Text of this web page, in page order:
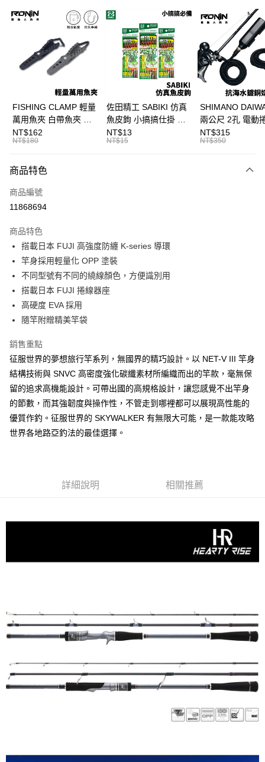
信用卡分期付款
NT$1,800 21家銀行
合作金庫商業銀行
第一商業銀行
華南商業銀行
彰化商業銀行
上海商業儲蓄銀行
台北富邦商業銀行
國泰世華商業銀行
兆豐國際商業銀行
台中商業銀行
匯豐（台灣）商業銀行
華泰商業銀行
聯邦商業銀行
遠東國際商業銀行
元大商業銀行
台灣樂天信用卡公司
Apple Pay
大哥付你分期
相關說明
2.付款方式選擇「大哥付你分期」，訂單成立後會自動跳轉到大哥付的交易
成交易。
4.訂單成立30分鐘內，如未前往確認交易或遇審核未通過，訂單將自動取
法說明評估內容。
【繳款方式說明】
1.分期款項不併入電信帳單，「大哥付你分期」於每月結算日後寄送繳費提
醒簡訊。
2.透過簡訊連結打開帳單後，可選擇「超商條碼／台灣大直營門市／銀行轉
帳／街口支付／iPASS MONEY」等通路繳費。
【注意事項】
1.本服務係由「台灣大哥大股份有限公司」（以下簡稱本公司）所提供，讓
買賣價金債權讓與本公司後，依約使用本公司帳單繳交帳款。
2.基於同意付款使用「大哥付你分期」之契約關係目的，商店將以您的個人
資料（包含姓名、電話或地址）提供予台灣大哥大進項蒐集、處理及利用，
由本公司與您本人進行分期帳單所需資料之確認、核對及更正。
3.完整用戶服務條款，請詳閱以下連結：
https://oppay.tw/userRule
相關說明
AFTEE先享後付是「在收到商品之後才付款」的支付方式。 讓您購物簡單
便利好安心！
２．便利：只要手機號碼，簡訊認證，即可結帳。
【「AFTEE先享後付」結帳流程】
１．於結帳方式選擇「AFTEE先享後付」後，將跳轉至「AFTEE先享後付」
結帳頁面，進行簡訊認證並確認金額後，即可完成結帳。
２．訂單成立數日內，您將收到繳費通知簡訊。
３．收到繳費通知簡訊後14天內，點擊此簡訊中的連結，可透過四大超商／
※ 請注意：結帳手續完成當下不需立刻繳費，但若您需要取消訂單，請聯絡
後付繳納相關費用。
※ 交易是否成功請以「AFTEE先享後付 」之結帳頁面顯示為準，若有關於
客戶支援中心」 https://netprotections.freshdesk.com/support/home
【注意事項】
１．透過由恩沛科技股份有限公司提供之「AFTEE先享後付」服務完成之交
易，需依本服務之必要範圍內提供個人資料，並將交易相關給付款項請求債
權轉讓予恩沛科技股份有限公司。
恩沛科技股份有限公司將有權停止該用戶之使用額度並採取法律行動。
ATM付款
運送方式
一般宅配（門市自取請勿下單，請聯繫客服）
每筆NT$100，滿NT$2,000(含以上)免運費
大型宅配(門市自取請勿下單，請聯繫客服）
每筆NT$150，滿NT$2,000(含以上)免運費
離島一般宅配
每筆NT$200，滿NT$2,000(含以上)免運費
貨到付款（門市自取請勿下單，請聯繫客服）
每筆NT$200，滿NT$3,000(含以上)免運費
國家/地區配送(**下單前請私訊客服確認實際運費(運費另
計)，訂單才得以成立**)
查看運費
FISHING CLAMP 輕量
萬用魚夾 白帶魚夾 船
釣魚夾 可單手操作
T1090
NT$162
NT$180
佐田精工 SABIKI 仿真
魚皮鉤 小搞搞仕掛 船
NT$13
NT$15
SHIMANO
兩公尺 2孔 電動
奶瓶電源線 奶瓶
線 T998
NT$315
NT$350
商品特色
商品編號
11868694
商品特色
搭載日本 FUJI 高強度防纏 K-series 導環
竿身採用輕量化 OPP 塗裝
不同型號有不同的繞線顏色，方便識別用
搭載日本 FUJI 捲線器座
高硬度 EVA 採用
隨竿附贈精美竿袋
銷售重點
征服世界的夢想旅行竿系列，無國界的精巧設計。以 NET-V III 竿身
結構技術與 SNVC 高密度強化碳纖素材所編織而出的竿款，毫無保
留的追求高機能設計。可帶出國的高規格設計，讓您感覺不出竿身
的節數，而其強韌度與操作性，不管走到哪裡都可以展現高性能的
優質作釣。征服世界的 SKYWALKER 有無限大可能，是一款能攻略
世界各地路亞釣法的最佳選擇。
詳細說明 相關推薦